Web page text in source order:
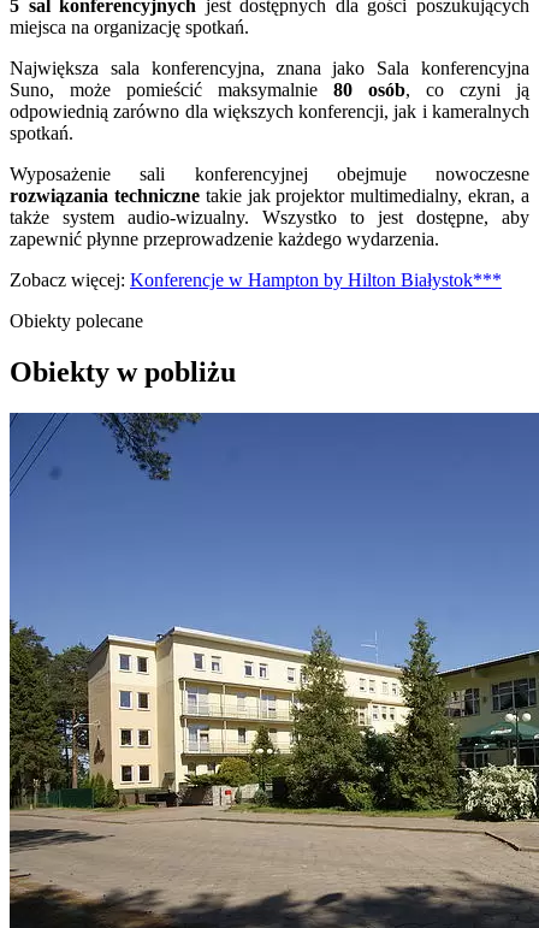
5 sal konferencyjnych jest dostępnych dla gości poszukujących
miejsca na organizację spotkań.
Największa sala konferencyjna, znana jako Sala konferencyjna
Suno, może pomieścić maksymalnie 80 osób, co czyni ją
odpowiednią zarówno dla większych konferencji, jak i kameralnych
spotkań.
Wyposażenie sali konferencyjnej obejmuje nowoczesne
rozwiązania technicznetakie jak projektor multimedialny, ekran, a
także system audio-wizualny. Wszystko to jest dostępne, aby
zapewnić płynne przeprowadzenie każdego wydarzenia.
Zobacz więcej: Konferencje w Hampton by Hilton Białystok***
Obiekty polecane
Obiekty w pobliżu